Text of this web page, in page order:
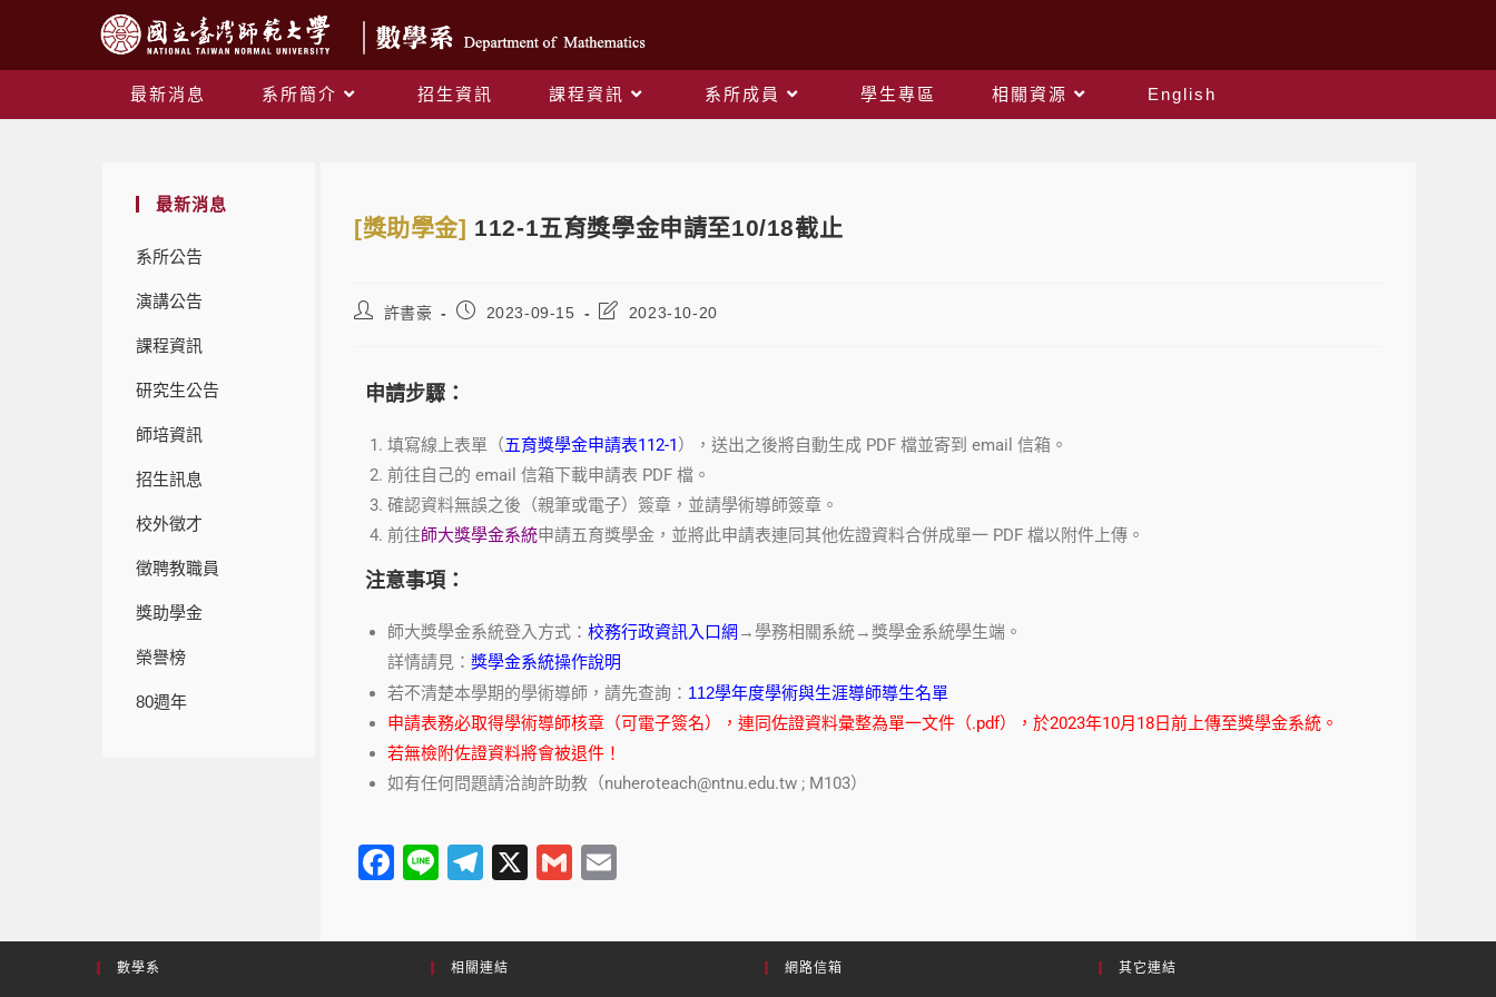
最新消息 系所簡介 招生資訊 課程資訊 系所成員 學生專區 相關資源
English
最新消息
系所公告
演講公告
課程資訊
研究生公告
師培資訊
招生訊息
校外徵才
徵聘教職員
獎助學金
榮譽榜
80週年
[獎助學金] 112-1五育獎學金申請至10/18截止
許書豪 2023-09-15 2023-10-20
申請步驟：
填寫線上表單（五育獎學金申請表112-1 ），送出之後將自動生成 PDF 檔並寄到 email 信箱。
前往自己的 email 信箱下載申請表 PDF 檔。
確認資料無誤之後（親筆或電子）簽章，並請學術導師簽章。
前往師大獎學金系統申請五育獎學金，並將此申請表連同其他佐證資料合併成單一 PDF 檔以附件上傳。
注意事項：
師大獎學金系統登入方式： 校務行政資訊入口網 →學務相關系統→獎學金系統學生端。
詳情請見： 獎學金系統操作說明
若不清楚本學期的學術導師，請先查詢： 112學年度學術與生涯導師導生名單
申請表務必取得學術導師核章（可電子簽名），連同佐證資料彙整為單一文件（.pdf），於2023年10月18日前上傳至獎學金系統。
若無檢附佐證資料將會被退件！
如有任何問題請洽詢許助教（nuheroteach@ntnu.edu.tw ; M103）
F
c
Li
e
T
e
gr
X
G
ail ail
數學系 相關連結 網路信箱 其它連結